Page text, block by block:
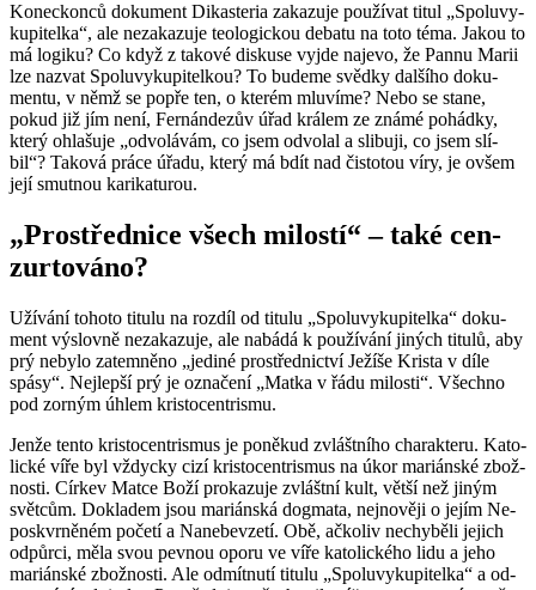
Ko­nec­kon­ců do­ku­ment Di­kas­te­ria za­ka­zu­je po­u­ží­vat titul „Spo­lu­vy­
ku­pi­tel­ka“, ale ne­za­ka­zu­je te­o­lo­gic­kou de­ba­tu na toto téma. Jakou to
má lo­gi­ku? Co když z ta­ko­vé dis­ku­se vyjde na­je­vo, že Pannu Marii
lze na­zvat Spo­lu­vy­ku­pi­tel­kou? To bu­de­me svěd­ky dal­ší­ho do­ku­
men­tu, v němž se popře ten, o kte­rém mlu­ví­me? Nebo se stane,
pokud již jím není, Fer­nán­dezův úřad krá­lem ze známé po­hád­ky,
který ohla­šu­je „od­vo­lá­vám, co jsem od­vo­lal a sli­bu­ji, co jsem slí­
bil“? Ta­ko­vá práce úřadu, který má bdít nad čis­to­tou víry, je ovšem
její smut­nou ka­ri­ka­tu­rou.
„Pro­střed­ni­ce všech mi­los­tí“ – také cen­
zur­to­vá­no?
Uží­vá­ní to­ho­to ti­tu­lu na roz­díl od ti­tu­lu „Spo­lu­vy­ku­pi­tel­ka“ do­ku­
ment vý­slov­ně ne­za­ka­zu­je, ale na­bá­dá k po­u­ží­vá­ní ji­ných ti­tu­lů, aby
prý ne­by­lo za­tem­ně­no „je­di­né pro­střed­nic­tví Je­ží­še Kris­ta v díle
spásy“. Nej­lep­ší prý je ozna­če­ní „Matka v řádu mi­los­ti“. Všech­no
pod zor­ným úhlem kris­to­cen­t­ris­mu.
Jenže tento kris­to­cen­t­ris­mus je po­ně­kud zvlášt­ní­ho cha­rak­te­ru. Ka­to­
lic­ké víře byl vždyc­ky cizí kris­to­cen­t­ris­mus na úkor ma­ri­án­ské zbož­
nos­ti. Cír­kev Matce Boží pro­ka­zu­je zvlášt­ní kult, větší než jiným
svět­cům. Do­kla­dem jsou ma­ri­án­ská dogma­ta, nej­no­vě­ji o jejím Ne­
po­sk­vr­ně­ném po­če­tí a Na­ne­be­vze­tí. Obě, ač­ko­liv ne­chy­bě­li je­jich
od­půr­ci, měla svou pev­nou oporu ve víře ka­to­lic­ké­ho lidu a jeho
ma­ri­án­ské zbož­nos­ti. Ale od­mít­nu­tí ti­tu­lu „Spo­lu­vy­ku­pi­tel­ka“ a od­